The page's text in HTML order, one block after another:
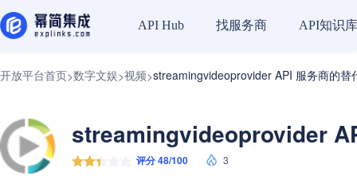
API Hub 找服务商 API知识库
开放平台首页>数字文娱>视频>streamingvideoprovider API 服务商的替
streamingvideoprovider
评分 48/100 3